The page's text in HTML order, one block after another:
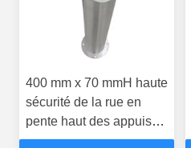
400 mm x 70 mmH haute
sécurité de la rue en
pente haut des appuis
La solution de protection